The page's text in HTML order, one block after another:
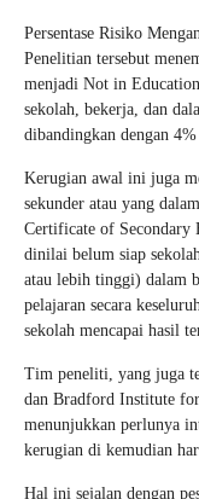
Persentase Risiko
Penelitian tersebut
menjadi Not in
sekolah, bekerja, dan
dibandingkan dengan
Kerugian awal ini juga
sekunder atau yang
Certificate of Secondary
dinilai belum siap
atau lebih tinggi) dalam
pelajaran secara
sekolah mencapai hasil
Tim peneliti, yang juga
dan Bradford Institute
menunjukkan perlunya
kerugian di kemudian
Hal ini sejalan dengan